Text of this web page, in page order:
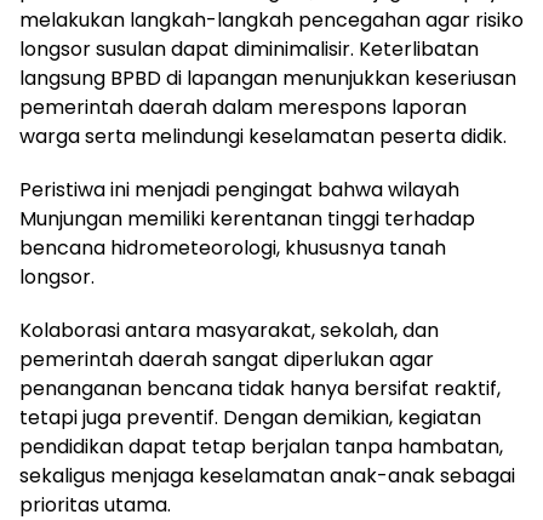
melakukan langkah-langkah pencegahan agar risiko
longsor susulan dapat diminimalisir. Keterlibatan
langsung BPBD di lapangan menunjukkan keseriusan
pemerintah daerah dalam merespons laporan
warga serta melindungi keselamatan peserta didik.
Peristiwa ini menjadi pengingat bahwa wilayah
Munjungan memiliki kerentanan tinggi terhadap
bencana hidrometeorologi, khususnya tanah
longsor.
Kolaborasi antara masyarakat, sekolah, dan
pemerintah daerah sangat diperlukan agar
penanganan bencana tidak hanya bersifat reaktif,
tetapi juga preventif. Dengan demikian, kegiatan
pendidikan dapat tetap berjalan tanpa hambatan,
sekaligus menjaga keselamatan anak-anak sebagai
prioritas utama.